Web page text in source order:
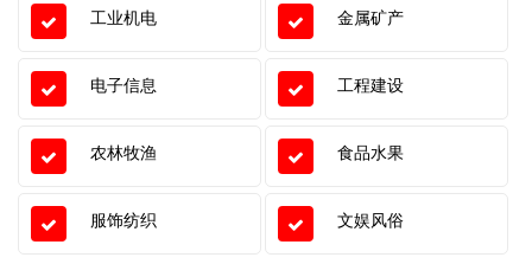
工业机电 金属矿产
电子信息 工程建设
农林牧渔 食品水果
服饰纺织 文娱风俗